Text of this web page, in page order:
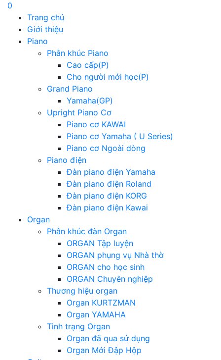
0
Trang chủ
Giới thiệu
Piano
Phân khúc Piano
Cao cấp(P)
Cho người mới học(P)
Grand Piano
Yamaha(GP)
Upright Piano Cơ
Piano cơ KAWAI
Piano cơ Yamaha ( U Series)
Piano cơ Ngoài dòng
Piano điện
Đàn piano điện Yamaha
Đàn piano điện Roland
Đàn piano điện KORG
Đàn piano điện Kawai
Organ
Phân khúc đàn Organ
ORGAN Tập luyện
ORGAN phụng vụ Nhà thờ
ORGAN cho học sinh
ORGAN Chuyên nghiệp
Thương hiệu organ
Organ KURTZMAN
Organ YAMAHA
Tình trạng Organ
Organ đã qua sử dụng
Organ Mới Đập Hộp